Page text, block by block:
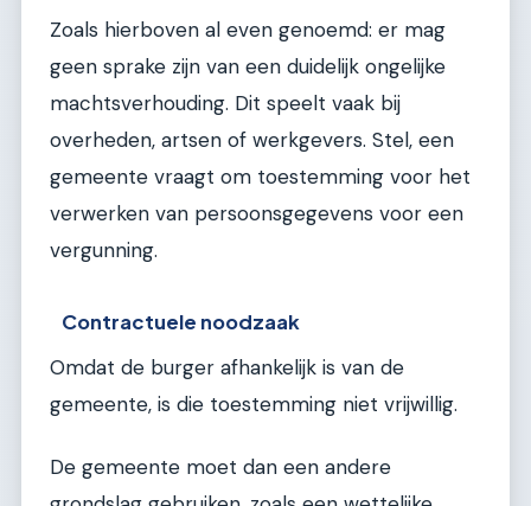
Zoals hierboven al even genoemd: er mag
geen sprake zijn van een duidelijk ongelijke
machtsverhouding. Dit speelt vaak bij
overheden, artsen of werkgevers. Stel, een
gemeente vraagt om toestemming voor het
verwerken van persoonsgegevens voor een
vergunning.
Contractuele noodzaak
Omdat de burger afhankelijk is van de
gemeente, is die toestemming niet vrijwillig.
De gemeente moet dan een andere